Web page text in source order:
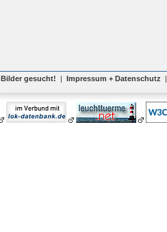
Bilder gesucht! | Impressum + Datenschutz |